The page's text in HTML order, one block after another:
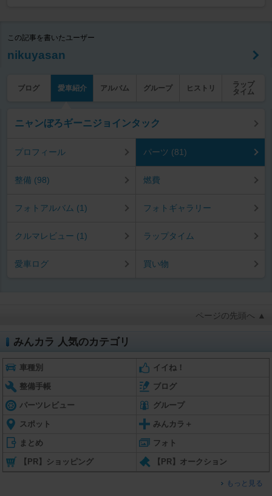
この記事を書いたユーザー
nikuyasan
ブログ 愛車紹介 アルバム グループ ヒストリ
ラップ
タイム
ニャンぼろギーニジョインタック
プロフィール パーツ (81)
整備 (98) 燃費
フォトアルバム (1) フォトギャラリー
クルマレビュー (1) ラップタイム
愛車ログ 買い物
ページの先頭へ ▲
みんカラ 人気のカテゴリ
車種別 イイね！
整備手帳 ブログ
パーツレビュー グループ
スポット みんカラ＋
まとめ フォト
【PR】ショッピング 【PR】オークション
もっと見る